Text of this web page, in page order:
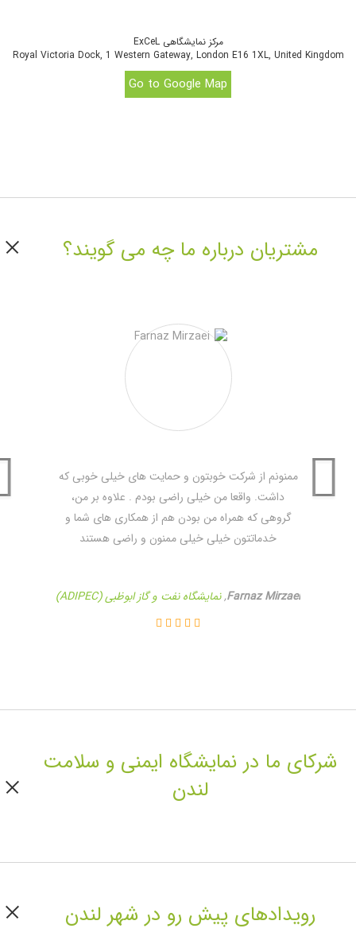
جهت کسب اطلاعات بیشتر و مشاهده وبسایت رسمی رویداداینجاکلیک نمایید.
مرکز نمایشگاهی ExCeL
Royal Victoria Dock, 1 Western Gateway, London E16 1XL, United Kingdom
Go to Google Map
مشتریان درباره ما چه می گویند؟
ممنونم از شرکت خوبتون و حمایت های خیلی خوبی که
داشت. واقعا من خیلی راضی بودم . علاوه بر من،
گروهی که همراه من بودن هم از همکاری های شما و
خدماتتون خیلی خیلی ممنون و راضی هستند
Farnaz Mirzaei
,نمایشگاه نفت و گاز ابوظبی (ADIPEC)
شرکای ما در نمایشگاه ایمنی و سلامت
لندن
رویداد‌های پیش رو در شهر لندن